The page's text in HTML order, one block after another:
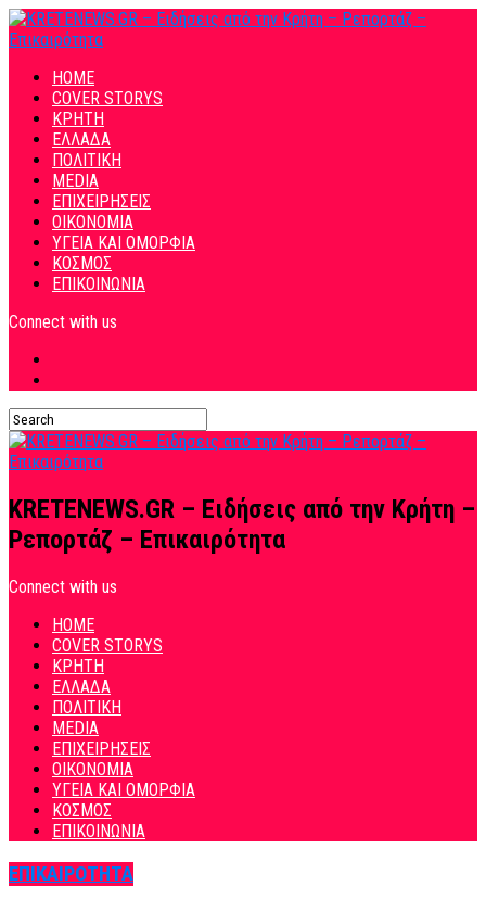
HOME
COVER STORYS
ΚΡΗΤΗ
ΕΛΛΑΔΑ
ΠΟΛΙΤΙΚΗ
MEDIA
ΕΠΙΧΕΙΡΗΣΕΙΣ
ΟΙΚΟΝΟΜΙΑ
ΥΓΕΙΑ ΚΑΙ ΟΜΟΡΦΙΑ
ΚΟΣΜΟΣ
ΕΠΙΚΟΙΝΩΝΙΑ
Connect with us
KRETENEWS.GR – Ειδήσεις από την Κρήτη –
Ρεπορτάζ – Επικαιρότητα
Connect with us
HOME
COVER STORYS
ΚΡΗΤΗ
ΕΛΛΑΔΑ
ΠΟΛΙΤΙΚΗ
MEDIA
ΕΠΙΧΕΙΡΗΣΕΙΣ
ΟΙΚΟΝΟΜΙΑ
ΥΓΕΙΑ ΚΑΙ ΟΜΟΡΦΙΑ
ΚΟΣΜΟΣ
ΕΠΙΚΟΙΝΩΝΙΑ
ΕΠΙΚΑΙΡΟΤΗΤΑ